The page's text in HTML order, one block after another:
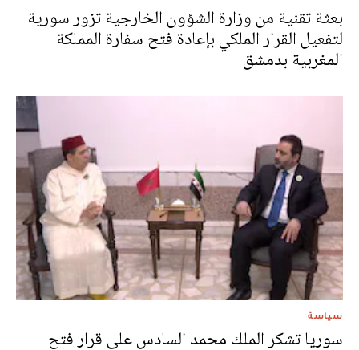
بعثة تقنية من وزارة الشؤون الخارجية تزور سورية
لتفعيل القرار الملكي بإعادة فتح سفارة المملكة
المغربية بدمشق
سياسة
سوريا تشكر الملك محمد السادس على قرار فتح